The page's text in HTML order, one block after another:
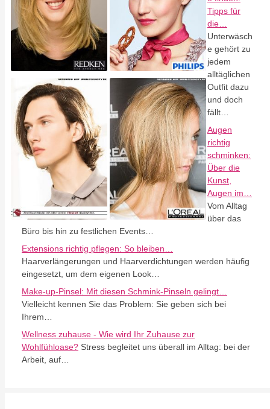
Tipps für
die…
Unterwäsch
e gehört zu
jedem
alltäglichen
Outfit dazu
und doch
fällt…
Augen
richtig
schminken:
Über die
Kunst,
Augen im…
Vom Alltag
über das
Büro bis hin zu festlichen Events…
Extensions richtig pflegen: So bleiben…
Haarverlängerungen und Haarverdichtungen werden häufig
eingesetzt, um dem eigenen Look…
Make-up-Pinsel: Mit diesen Schmink-Pinseln gelingt…
Vielleicht kennen Sie das Problem: Sie geben sich bei
Ihrem…
Wellness zuhause - Wie wird Ihr Zuhause zur
Wohlfühloase? Stress begleitet uns überall im Alltag: bei der
Arbeit, auf…